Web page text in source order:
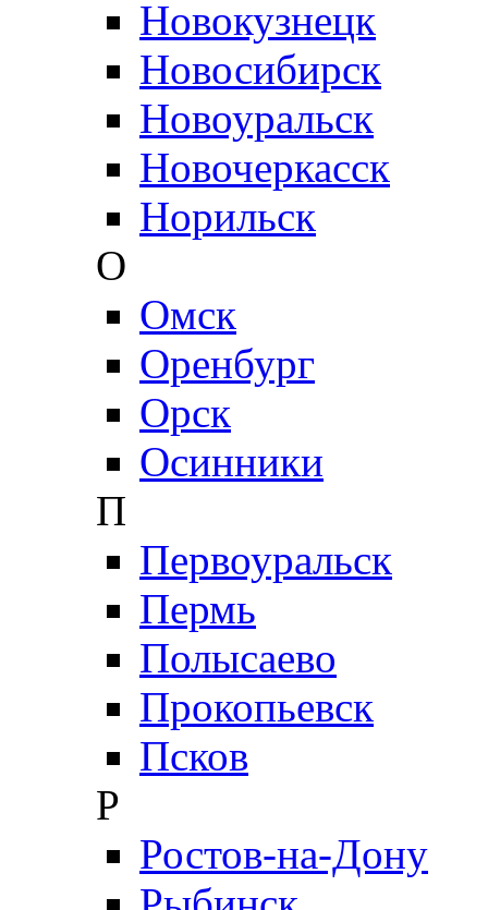
Новокузнецк
Новосибирск
Новоуральск
Новочеркасск
Норильск
О
Омск
Оренбург
Орск
Осинники
П
Первоуральск
Пермь
Полысаево
Прокопьевск
Псков
Р
Ростов-на-Дону